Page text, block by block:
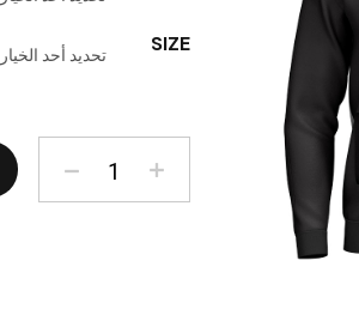
SIZE